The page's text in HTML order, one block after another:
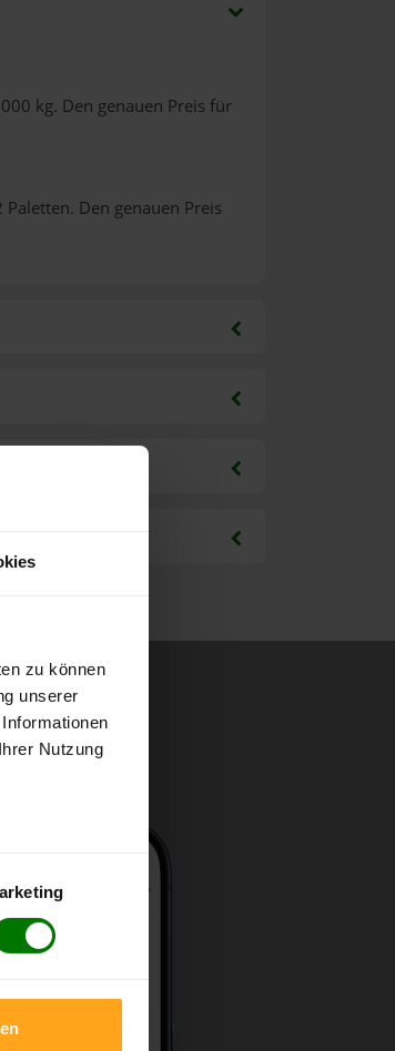
zu können
unserer
Nutzung
kg. Den genauen Preis für
Den genauen Preis